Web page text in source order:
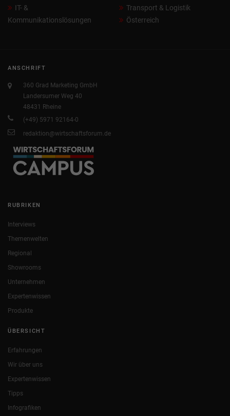
IT- &
Kommunikationslösungen
Transport & Logistik
Österreich
ANSCHRIFT
360 Grad Marketing GmbH
Landersumer Weg 40
48431 Rheine
(+49) 5971 92164-0
redaktion@wirtschaftsforum.de
RUBRIKEN
Interviews
Themenwelten
Regional
Showrooms
Unternehmen
Expertenwissen
Produkte
ÜBERSICHT
Erfahrungen
Wir über uns
Expertenwissen
Tipps
Infografiken